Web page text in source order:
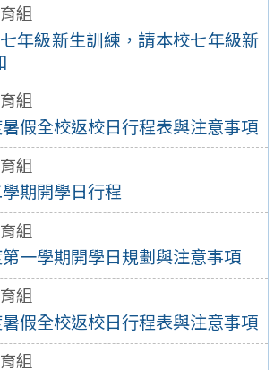
組
年級新生訓練，請本校七年級新
組
假全校返校日行程表與注意事項
組
期開學日行程
組
一學期開學日規劃與注意事項
組
假全校返校日行程表與注意事項
組